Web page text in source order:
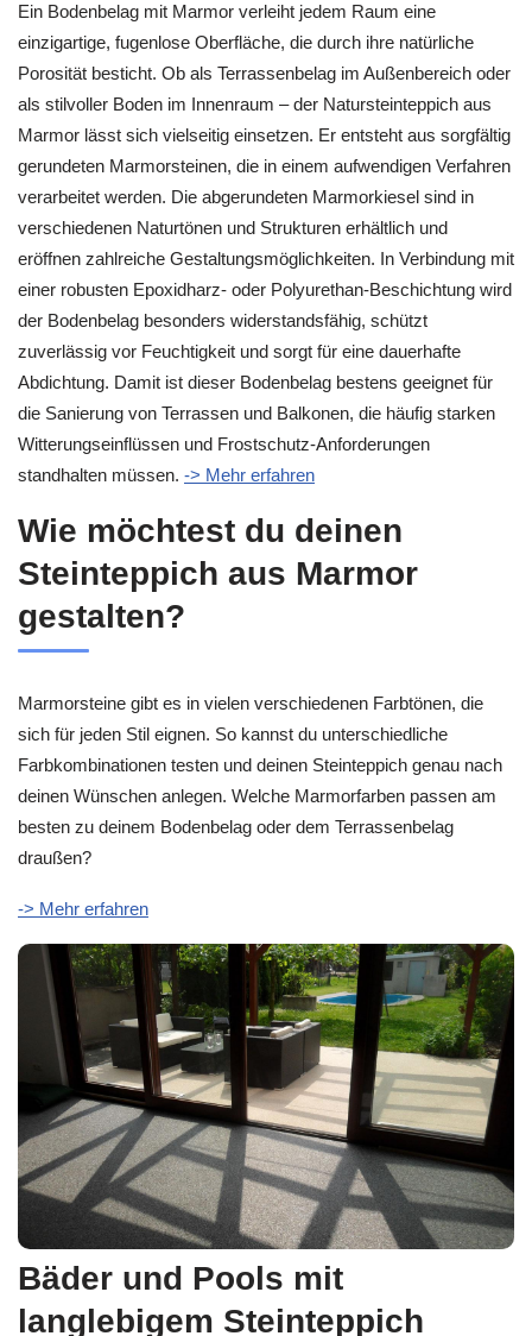
Ein Bodenbelag mit Marmor verleiht jedem Raum eine
einzigartige, fugenlose Oberfläche, die durch ihre natürliche
Porosität besticht. Ob als Terrassenbelag im Außenbereich oder
als stilvoller Boden im Innenraum – der Natursteinteppich aus
Marmor lässt sich vielseitig einsetzen. Er entsteht aus sorgfältig
gerundeten Marmorsteinen, die in einem aufwendigen Verfahren
verarbeitet werden. Die abgerundeten Marmorkiesel sind in
verschiedenen Naturtönen und Strukturen erhältlich und
eröffnen zahlreiche Gestaltungsmöglichkeiten. In Verbindung mit
einer robusten Epoxidharz- oder Polyurethan-Beschichtung wird
der Bodenbelag besonders widerstandsfähig, schützt
zuverlässig vor Feuchtigkeit und sorgt für eine dauerhafte
Abdichtung. Damit ist dieser Bodenbelag bestens geeignet für
die Sanierung von Terrassen und Balkonen, die häufig starken
Witterungseinflüssen und Frostschutz-Anforderungen
standhalten müssen. -> Mehr erfahren
Wie möchtest du deinen
Steinteppich aus Marmor
gestalten?
Marmorsteine gibt es in vielen verschiedenen Farbtönen, die
sich für jeden Stil eignen. So kannst du unterschiedliche
Farbkombinationen testen und deinen Steinteppich genau nach
deinen Wünschen anlegen. Welche Marmorfarben passen am
besten zu deinem Bodenbelag oder dem Terrassenbelag
draußen?
-> Mehr erfahren
Bäder und Pools mit
langlebigem Steinteppich